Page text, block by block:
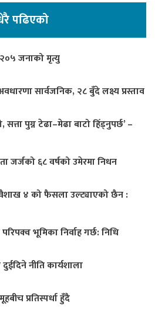
पढिएको
जनाको मृत्यु
अवधारणा सार्वजनिक, २८ बुँदे लक्ष्य प्रस्ताव
सत्ता पुग्न टेढा–मेढा बाटो हिँड्नुपर्छ’ –
जर्जको ६८ वर्षको उमेरमा निधन
४ को फैसला उल्ट्याएको छैन :
भूमिका निर्वाह गर्छ: निधि
नीति कार्यशाला
प्रतिस्पर्धा हुँदै